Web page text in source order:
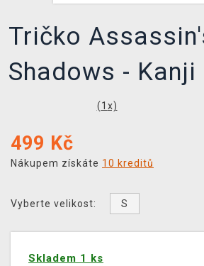
Tričko
Shadows - Kanji
(1 x)
499 Kč
Nákupem získáte 10 kreditů
Vyberte velikost: S
Skladem 1 ks